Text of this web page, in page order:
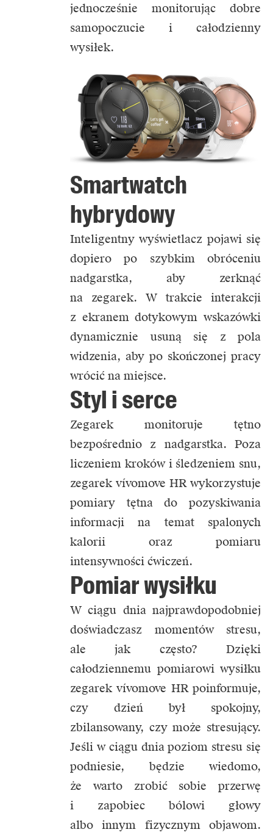
jednocześnie monitorując dobre
samopoczucie i całodzienny
wysiłek.
Smartwatch
hybrydowy
Inteligentny wyświetlacz pojawi się
dopiero po szybkim obróceniu
nadgarstka, aby zerknąć
na zegarek. W trakcie interakcji
z ekranem dotykowym wskazówki
dynamicznie usuną się z pola
widzenia, aby po skończonej pracy
wrócić na miejsce.
Styl i serce
Zegarek monitoruje tętno
bezpośrednio z nadgarstka. Poza
liczeniem kroków i śledzeniem snu,
zegarek vívomove HR wykorzystuje
pomiary tętna do pozyskiwania
informacji na temat spalonych
kalorii oraz pomiaru
intensywności ćwiczeń.
Pomiar wysiłku
W ciągu dnia najprawdopodobniej
doświadczasz momentów stresu,
ale jak często? Dzięki
całodziennemu pomiarowi wysiłku
zegarek vívomove HR poinformuje,
czy dzień był spokojny,
zbilansowany, czy może stresujący.
Jeśli w ciągu dnia poziom stresu się
podniesie, będzie wiedomo,
że warto zrobić sobie przerwę
i zapobiec bólowi głowy
albo innym fizycznym objawom.